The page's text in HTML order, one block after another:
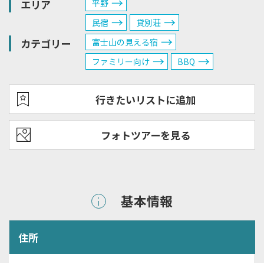
エリア 平野
カテゴリー
民宿
貸別荘
富士山の見える宿
ファミリー向け
BBQ
行きたいリストに追加
フォトツアーを見る
基本情報
住所